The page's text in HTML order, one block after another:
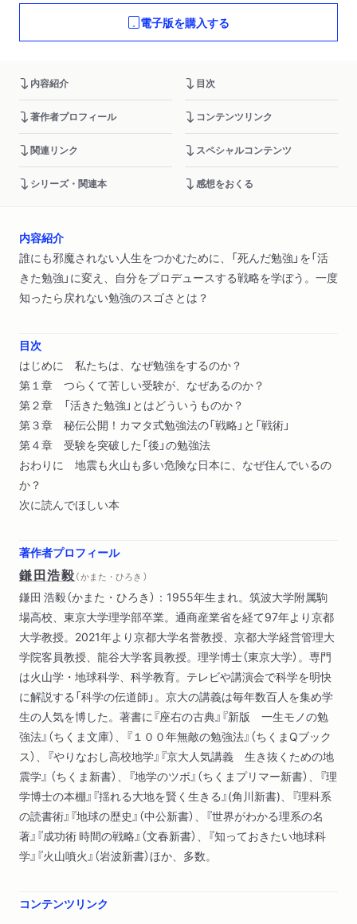
電子版を購入する
内容紹介 目次
著作者プロフィール コンテンツリンク
関連リンク スペシャルコンテンツ
シリーズ・関連本 感想をおくる
内容紹介
誰にも邪魔されない人生をつかむために、「死んだ勉強」を「活
きた勉強」に変え、自分をプロデュースする戦略を学ぼう。一度
知ったら戻れない勉強のスゴさとは？
目次
はじめに 私たちは、なぜ勉強をするのか？
第１章 つらくて苦しい受験が、なぜあるのか？
第２章 「活きた勉強」とはどういうものか？
第３章 秘伝公開！カマタ式勉強法の「戦略」と「戦術」
第４章 受験を突破した「後」の勉強法
おわりに 地震も火山も多い危険な日本に、なぜ住んでいるの
か？
次に読んでほしい本
著作者プロフィール
鎌田浩毅（ かまた・ひろき ）
鎌田 浩毅（かまた・ひろき）：1955年生まれ。筑波大学附属駒
場高校、東京大学理学部卒業。通商産業省を経て97年より京都
大学教授。2021年より京都大学名誉教授、京都大学経営管理大
学院客員教授、龍谷大学客員教授。理学博士（東京大学）。専門
は火山学・地球科学、科学教育。テレビや講演会で科学を明快
に解説する「科学の伝道師」。京大の講義は毎年数百人を集め学
生の人気を博した。著書に『座右の古典』『新版 一生モノの勉
強法』（ちくま文庫）、『１００年無敵の勉強法』（ちくまQブック
ス）、『やりなおし高校地学』『京大人気講義 生き抜くための地
震学』 （ちくま新書）、『地学のツボ』（ちくまプリマー新書）、『理
学博士の本棚』『揺れる大地を賢く生きる』(角川新書)、『理科系
の読書術』『地球の歴史』（中公新書）、『世界がわかる理系の名
著』『成功術 時間の戦略』（文春新書）、『知っておきたい地球科
学』『火山噴火』（岩波新書）ほか、多数。
コンテンツリンク